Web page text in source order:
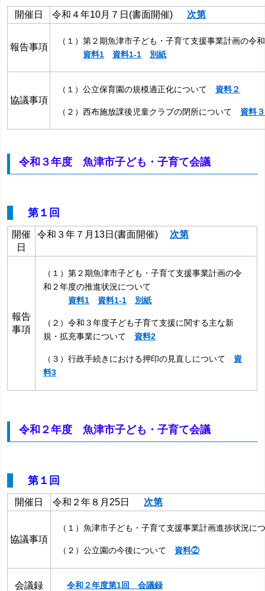
開催日 令和４年10月７日 (書面開催) 次第
報告事項
（１）第２期魚津市子ども・子育て支援事業計画の
資料1
資料1-1 別紙
協議事項
（１）公立保育園の規模適正化について 資料２
（２）西布施放課後児童クラブの閉所について 資料３
令和３年度 魚津市子ども・子育て会議
第１回
開催
日
令和３年７月13日(書面開催) 次第
報告
事項
（１）第２期魚津市子ども・子育て支援事業計画の令
和２年度の推進状況について
資料1
資料1-1 別紙
（２）令和３年度子ども子育て支援に関する主な新
規・拡充事業について 資料2
（３）行政手続きにおける押印の見直しについて 資
料3
令和２年度 魚津市子ども・子育て会議
第１回
開催日 令和２年８月25日 次第
協議事項
（１）魚津市子ども・子育て支援事業計画進捗状況に
（２）公立園の今後について 資料②
会議録 令和２年度第1回 会議録